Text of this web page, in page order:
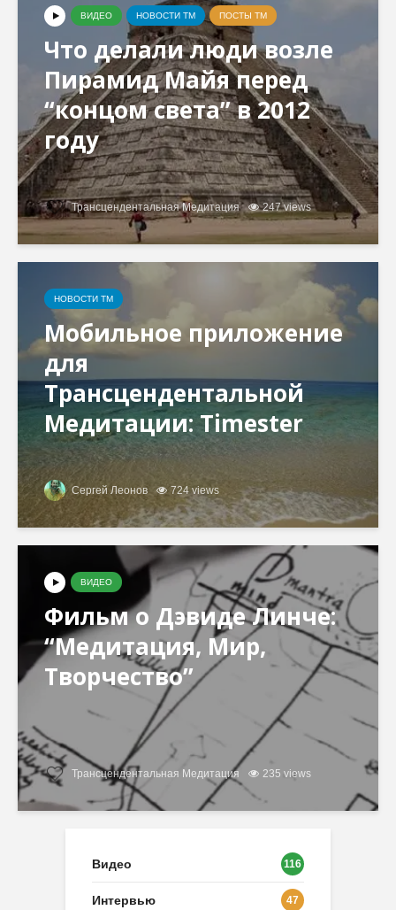
ВИДЕО НОВОСТИ ТМ ПОСТЫ ТМ
Что делали люди возле
Пирамид Майя перед
“концом света” в 2012
году
Трансцендентальная Медитация 247 views
НОВОСТИ ТМ
Мобильное приложение
для
Трансцендентальной
Медитации: Timester
Сергей Леонов 724 views
ВИДЕО
Фильм о Дэвиде Линче:
“Медитация, Мир,
Творчество”
Трансцендентальная Медитация 235 views
Видео 116
Интервью 47